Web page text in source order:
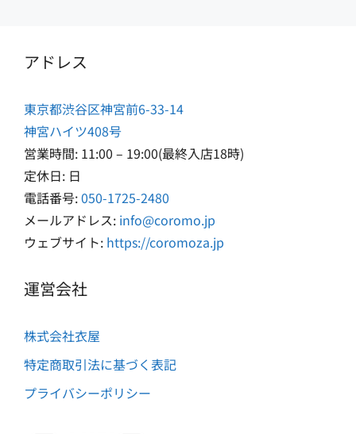
アドレス
東京都渋谷区神宮前6-33-14
神宮ハイツ408号
営業時間: 11:00 – 19:00(最終入店18時)
定休日: 日
電話番号:050-1725-2480
メールアドレス: info@coromo.jp
ウェブサイト: https://coromoza.jp
運営会社
株式会社衣屋
特定商取引法に基づく表記
プライバシーポリシー